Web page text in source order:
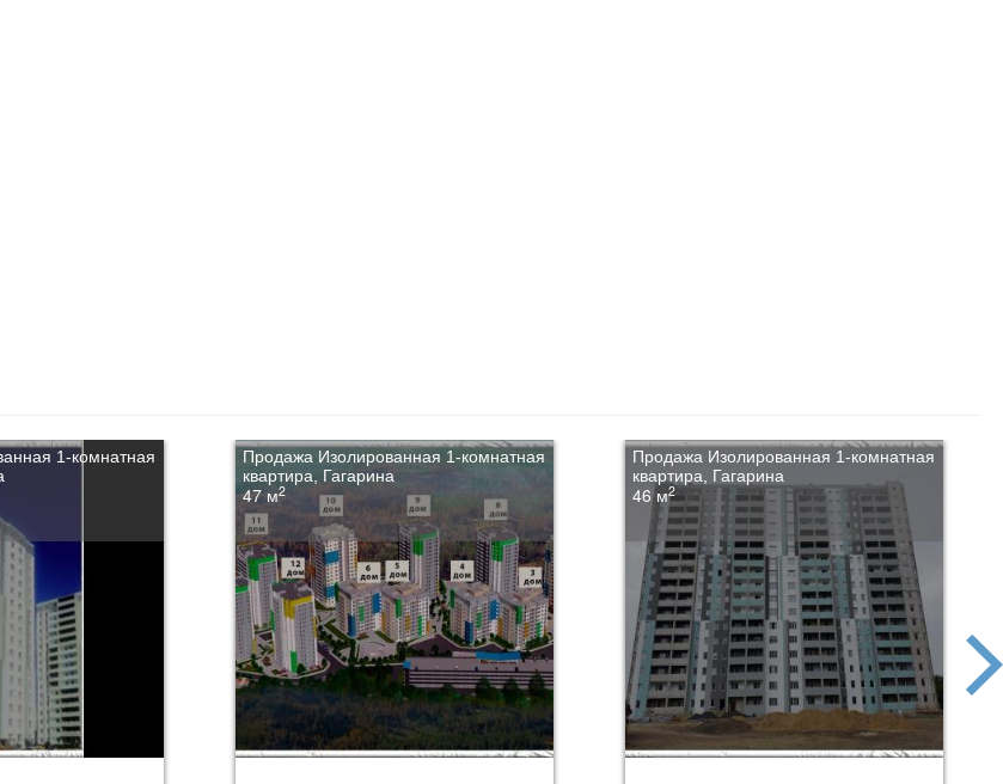
1-комнатная
Продажа Изолированная 1-комнатная
квартира, Гагарина
47 м2
Продажа Изолированная 1-комнатная
квартира, Гагарина
46 м2
next